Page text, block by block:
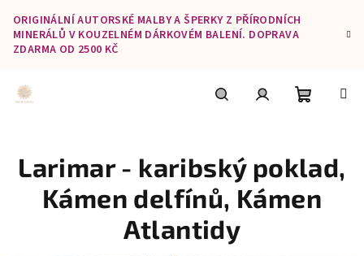
obsah
ORIGINÁLNÍ AUTORSKÉ MALBY A ŠPERKY Z PŘÍRODNÍCH
MINERÁLŮ V KOUZELNÉM DÁRKOVÉM BALENÍ. DOPRAVA
ZDARMA OD 2500 KČ
košík
Larimar - karibský poklad,
Kámen delfínů, Kámen
Atlantidy